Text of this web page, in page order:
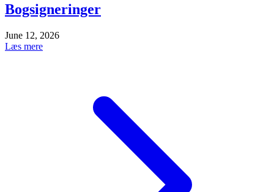
Bogsigneringer
June 12, 2026
Læs mere